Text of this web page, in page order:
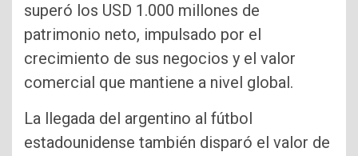
superó los USD 1.000 millones de
patrimonio neto, impulsado por el
crecimiento de sus negocios y el valor
comercial que mantiene a nivel global.
La llegada del argentino al fútbol
estadounidense también disparó el valor de